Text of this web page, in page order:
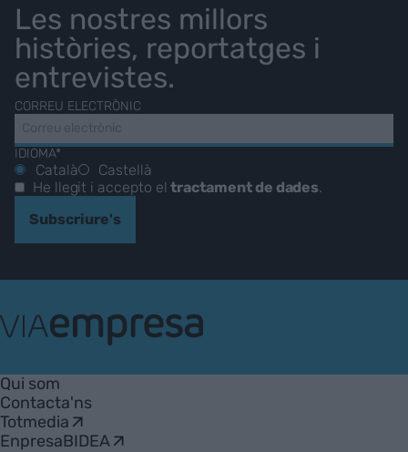
Les nostres millors
històries, reportatges i
entrevistes.
CORREU ELECTRÒNIC
IDIOMA*
Català
Castellà
He llegit i accepto eltractament de dades
Subscriure's
Empresa
Qui som
Contacta'ns
Totmedia
EnpresaBIDEA